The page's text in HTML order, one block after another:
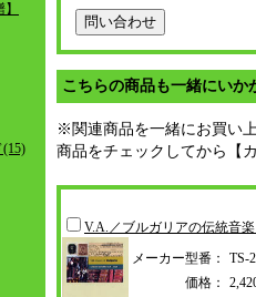
こちらの商品も一緒にいか
※関連商品を一緒にお買い
商品をチェックしてから【
V.A.／ブルガリアの伝統音
メーカー型番：
TS-
価格：